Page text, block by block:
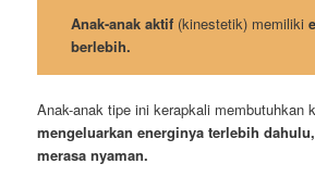
Anak-anak aktif(kinestetik) memiliki
berlebih.
Anak-anak tipe ini kerapkali membutuhkan
mengeluarkan energinya terlebih
merasa nyaman.